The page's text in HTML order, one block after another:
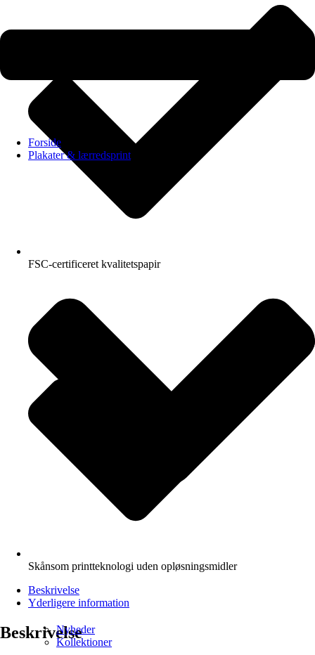
Forside
Plakater & lærredsprint
Nyheder
Kollektioner
FSC-certificeret kvalitetspapir
Skånsom printteknologi uden opløsningsmidler
Beskrivelse
Yderligere information
Beskrivelse